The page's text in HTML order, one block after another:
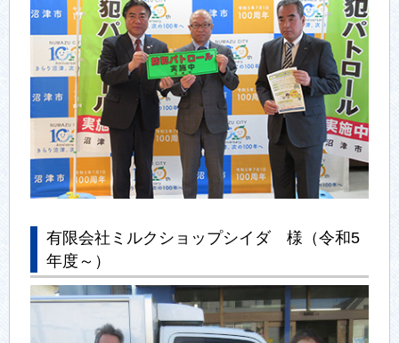
有限会社ミルクショップシイダ 様（令和5
年度～）